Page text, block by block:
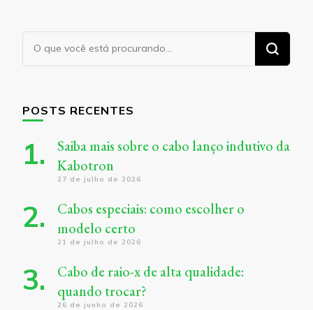
POSTS RECENTES
Saiba mais sobre o cabo lanço indutivo da
Kabotron
27 de julho de 2026
Cabos especiais: como escolher o
modelo certo
21 de julho de 2026
Cabo de raio-x de alta qualidade:
quando trocar?
26 de junho de 2026